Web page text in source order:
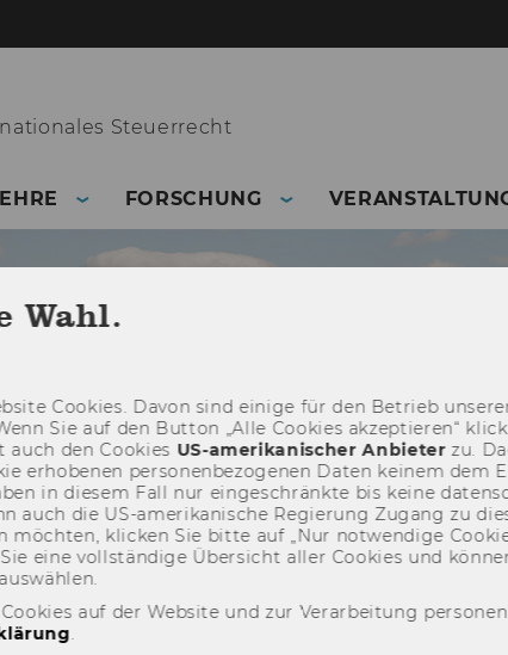
Steuerrecht
FORSCHUNG
Seminar in European Tax Law, 25.-28.02.2022
Wahl.
Coo­kies. Davon sind ei­ni­ge für den Be­trieb
Sie auf den But­ton „Alle Coo­kies ak­zep­tie­ren“
auch den Coo­kies US-​amerikanischer An­bie­terzu.
er­ho­be­nen per­so­nen­be­zo­ge­nen Daten kei­nem dem
in die­sem Fall nur ein­ge­schränk­te bis keine
auch die US-​amerikanische Re­gie­rung Zu­gang zu
möch­ten, kli­cken Sie bitte auf „Nur not­wen­di­ge
eine voll­stän­di­ge Über­sicht aller Coo­kies und
auf der Website und zur Verarbeitung
.